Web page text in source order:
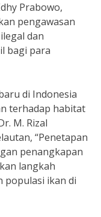
Prabowo,
pengawasan
dan
bagi para
di Indonesia
terhadap habitat
M. Rizal
“Penetapan
penangkapan
langkah
populasi ikan di